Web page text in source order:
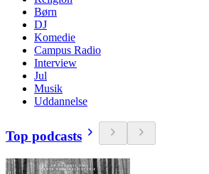
Børn
DJ
Komedie
Campus Radio
Interview
Jul
Musik
Uddannelse
Top podcasts